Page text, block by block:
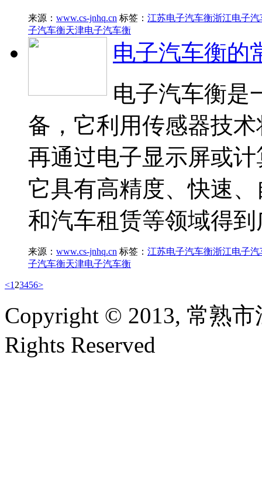
来源： www.cs-jnhq.cn 标签： 江苏电子汽车衡浙江电子汽
子汽车衡天津电子汽车衡
电子汽车衡的
电子汽车衡是
备，它利用传感器技
再通过电子显示屏或
它具有高精度、快速
和汽车租赁等领域得
来源： www.cs-jnhq.cn 标签： 江苏电子汽车衡浙江电子汽
子汽车衡天津电子汽车衡
<1 23456>
Copyright © 2013, 常熟
Rights Reserved